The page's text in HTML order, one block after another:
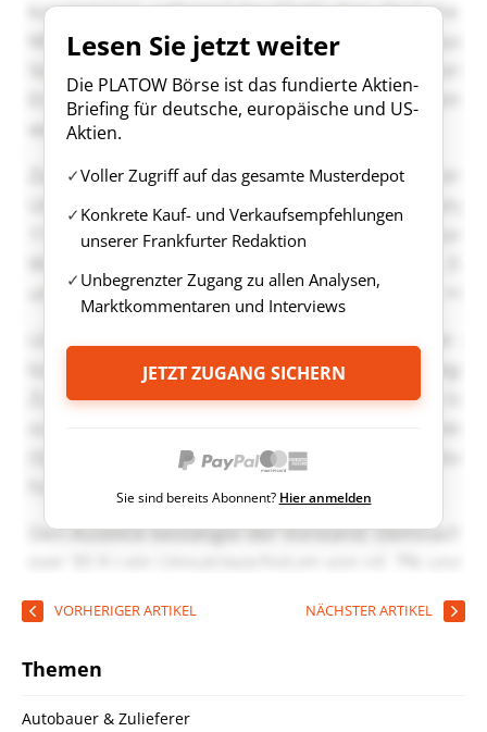
Lesen Sie jetzt weiter
Die PLATOW Börse ist das fundierte Aktien-
Briefing für deutsche, europäische und US-
Aktien.
Voller Zugriff auf das gesamte Musterdepot
Konkrete Kauf- und Verkaufsempfehlungen
unserer Frankfurter Redaktion
Unbegrenzter Zugang zu allen Analysen,
Marktkommentaren und Interviews
JETZT ZUGANG SICHERN
Sie sind bereits Abonnent? Hier anmelden
VORHERIGER ARTIKEL NÄCHSTER ARTIKEL
Themen
Autobauer & Zulieferer